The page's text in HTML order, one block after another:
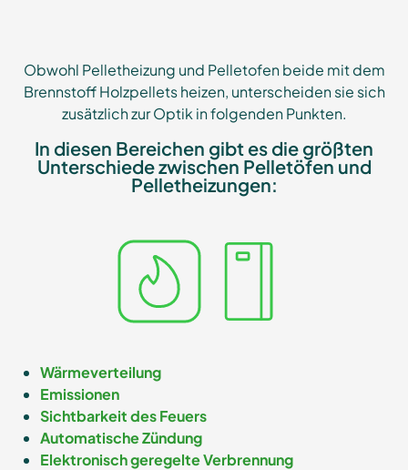
Obwohl Pelletheizung und Pelletofen beide mit dem
Brennstoff Holzpellets heizen, unterscheiden sie sich
zusätzlich zur Optik in folgenden Punkten.
In diesen Bereichen gibt es die größten
Unterschiede zwischen Pelletöfen und
Pelletheizungen:
Wärmeverteilung
Emissionen
Sichtbarkeit des Feuers
Automatische Zündung
Elektronisch geregelte Verbrennung